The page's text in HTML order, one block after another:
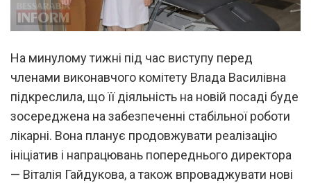
На минулому тижні під час виступу перед
членами виконавчого комітету Влада Василівна
підкреслила, що її діяльність на новій посаді буде
зосереджена на забезпеченні стабільної роботи
лікарні. Вона планує продовжувати реалізацію
ініціатив і напрацювань попереднього директора
— Віталія Гайдукова, а також впроваджувати нові